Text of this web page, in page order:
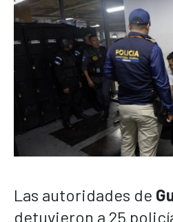
Las autoridades de
detuvieron a 25